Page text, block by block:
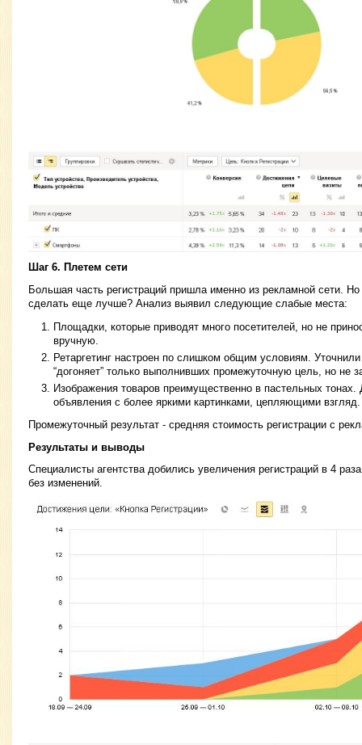
Шаг 6. Плетем сети
Большая часть регистраций пришла именно из рекламной сети.
сделать еще лучше? Анализ выявил следующие слабые места:
Площадки, которые приводят много посетителей, но не
вручную.
Ретаргетинг настроен по слишком общим условиям.
“догоняет” только выполнивших промежуточную цель, но не
Изображения товаров преимущественно в пастельных тонах.
объявления с более яркими картинками, цепляющими взгляд.
Промежуточный результат - средняя стоимость регистрации с
Результаты и выводы
Специалисты агентства добились увеличения регистраций в 4
без изменений.